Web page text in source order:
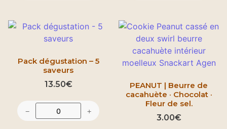
Pack dégustation – 5
saveurs
13.50€
− +
PEANUT | Beurre de
cacahuète · Chocolat ·
Fleur de sel.
3.00€